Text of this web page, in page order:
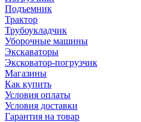
Подъемник
Трактор
Трубоукладчик
Уборочные машины
Экскаваторы
Эксковатор-погрузчик
Магазины
Как купить
Условия оплаты
Условия доставки
Гарантия на товар